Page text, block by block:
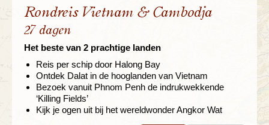
Rondreis Vietnam & Cambodja
27 dagen
Het beste van 2 prachtige landen
Reis per schip door Halong Bay
Ontdek Dalat in de hooglanden van Vietnam
Bezoek vanuit Phnom Penh de indrukwekkende
‘Killing Fields’
Kijk je ogen uit bij het wereldwonder Angkor Wat